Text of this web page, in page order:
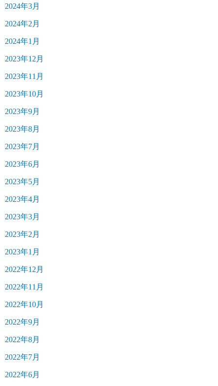
2024年3月
2024年2月
2024年1月
2023年12月
2023年11月
2023年10月
2023年9月
2023年8月
2023年7月
2023年6月
2023年5月
2023年4月
2023年3月
2023年2月
2023年1月
2022年12月
2022年11月
2022年10月
2022年9月
2022年8月
2022年7月
2022年6月